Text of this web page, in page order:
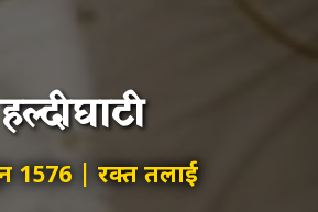
हल्दीघाटी
1576 | रक्त तलाई